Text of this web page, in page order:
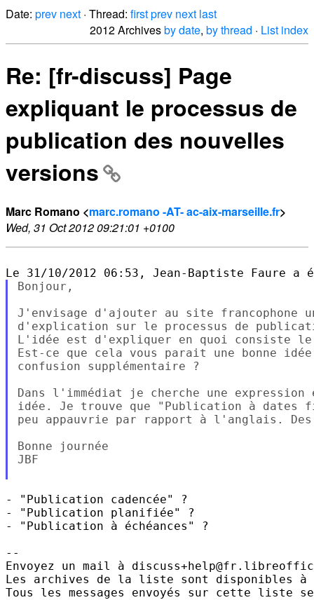
Date: prev next · Thread: firstprev next last
2012 Archivesby date, by thread · List index
Re: [fr-discuss] Page
expliquant le processus de
publication des nouvelles
versions
Marc Romano <marc.romano -AT- ac-aix-marseille.fr>
Wed, 31 Oct 2012 09:21:01 +0100
Bonjour,
J'envisage d'ajouter au site francophone
d'explication sur le processus de
L'idée est d'expliquer en quoi consiste
Est-ce que cela vous parait une bonne
confusion supplémentaire ?
Dans l'immédiat je cherche une expression
idée. Je trouve que "Publication à dates
peu appauvrie par rapport à l'anglais. Des
Bonne journée
JBF
- "Publication cadencée" ?
- "Publication planifiée" ?
- "Publication à échéances" ?
--
Envoyez un mail à
Les archives de la liste sont disponibles à
Tous les messages envoyés sur cette liste